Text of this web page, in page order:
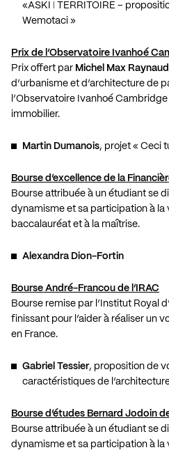
«ASKI ǀ TERRITOIRE –
Wemotaci »
Prix de l’Observatoire Ivanhoé
Prix offert par Michel Max Raynaud
d’urbanisme et d’architecture de
l’Observatoire Ivanhoé
immobilier.
Martin Dumanois, projet « Ceci
Bourse d’excellence de la
Bourse attribuée à un étudiant se
dynamisme et sa participation à la
baccalauréat et à la maîtrise.
Alexandra Dion-Fortin
Bourse André-Francou de l’IRAC
Bourse remise par l’Institut Royal
finissant pour l’aider à réaliser un
en France.
Gabriel Tessier, proposition de
caractéristiques de
Bourse d’études Bernard Jodoin
Bourse attribuée à un étudiant se
dynamisme et sa participation à la